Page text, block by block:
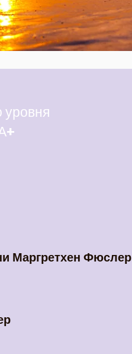
уровня
Маргретхен Фюслер